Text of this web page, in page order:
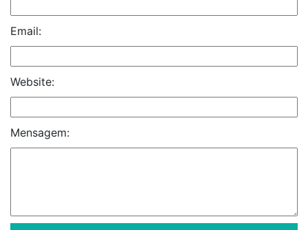
Email:
Website:
Mensagem: